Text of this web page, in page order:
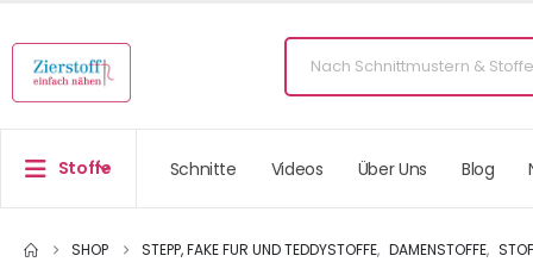
Stoffe Schnitte Videos Über Uns Blog
SHOP STEPP, FAKE FUR UND TEDDYSTOFFE, DAMENSTOFFE,